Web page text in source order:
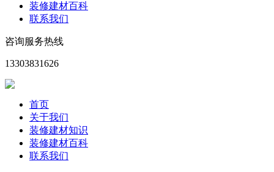
装修建材百科
联系我们
咨询服务热线
13303831626
首页
关于我们
装修建材知识
装修建材百科
联系我们